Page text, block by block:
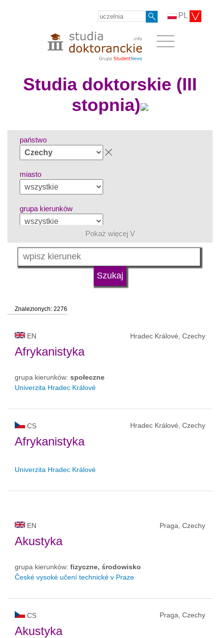
PL
Studia doktorskie (III
stopnia)
państwo
miasto
grupa kierunków
język
status uczelni
Pokaż więcej V
Znalezionych: 2276
EN Hradec Králové, Czechy
Afrykanistyka
grupa kierunków: społeczne
Univerzita Hradec Králové
CS Hradec Králové, Czechy
Afrykanistyka
Univerzita Hradec Králové
EN Praga, Czechy
Akustyka
grupa kierunków: fizyczne, środowisko
České vysoké učení technické v Praze
CS Praga, Czechy
Akustyka